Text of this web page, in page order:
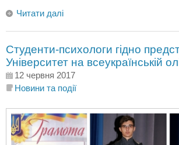
Читати далі
Студенти-психологи гідно
Університет на всеукраїнській
12 червня 2017
Новини та події